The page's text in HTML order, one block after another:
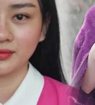
แอปฟรี ติดตามสนุ
ท อิมเมจ ฟิวเจอร์ (ประเทศไทย) จำกัด